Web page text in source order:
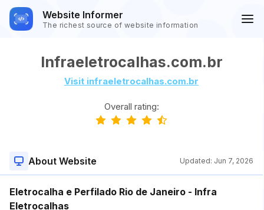
Website Informer
The richest source of website information
Infraeletrocalhas.com.br
Visit infraeletrocalhas.com.br
Overall rating:
About Website Updated: Jun 7, 2026
Eletrocalha e Perfilado Rio de Janeiro - Infra
Eletrocalhas